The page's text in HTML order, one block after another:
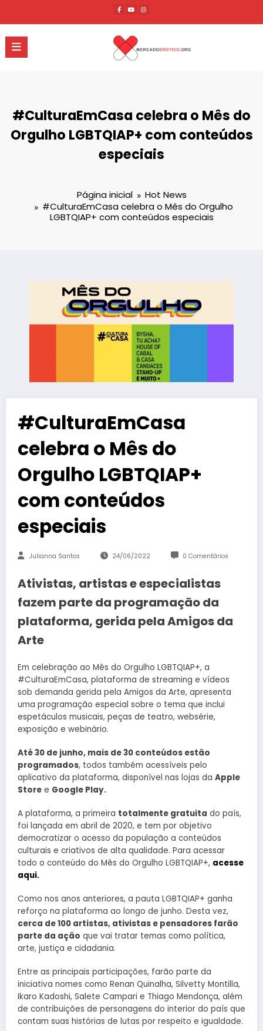
o
conteúdo
#CulturaEmCasa celebra o Mês do
Orgulho LGBTQIAP+ com conteúdos
especiais
Página inicial
Hot News
#CulturaEmCasa celebra o Mês do Orgulho
LGBTQIAP+ com conteúdos especiais
#CulturaEmCasa
celebra o Mês do
Orgulho LGBTQIAP+
com conteúdos
especiais
Julianna Santos 24/06/2022 0 Comentários
Ativistas, artistas e especialistas
fazem parte da programação da
plataforma, gerida pela Amigos da
Arte
Em celebração ao Mês do Orgulho LGBTQIAP+, a
#CulturaEmCasa, plataforma de streaming e vídeos
sob demanda gerida pela Amigos da Arte, apresenta
uma programação especial sobre o tema que inclui
espetáculos musicais, peças de teatro, websérie,
exposição e webinário.
Até 30 de junho, mais de 30 conteúdos estão
programados, todos também acessíveis pelo
aplicativo da plataforma, disponível nas lojas da Apple
Store e Google Play.
A plataforma, a primeira totalmente gratuita do país,
foi lançada em abril de 2020, e tem por objetivo
democratizar o acesso da população a conteúdos
culturais e criativos de alta qualidade. Para acessar
todo o conteúdo do Mês do Orgulho LGBTQIAP+, acesse
aqui.
Como nos anos anteriores, a pauta LGBTQIAP+ ganha
reforço na plataforma ao longo de junho. Desta vez,
cerca de 100 artistas, ativistas e pensadores farão
parte da ação que vai tratar temas como política,
arte, justiça e cidadania.
Entre as principais participações, farão parte da
iniciativa nomes como Renan Quinalha, Silvetty Montilla,
Ikaro Kadoshi, Salete Campari e Thiago Mendonça, além
de contribuições de personagens do interior do país que
contam suas histórias de lutas por respeito e igualdade.